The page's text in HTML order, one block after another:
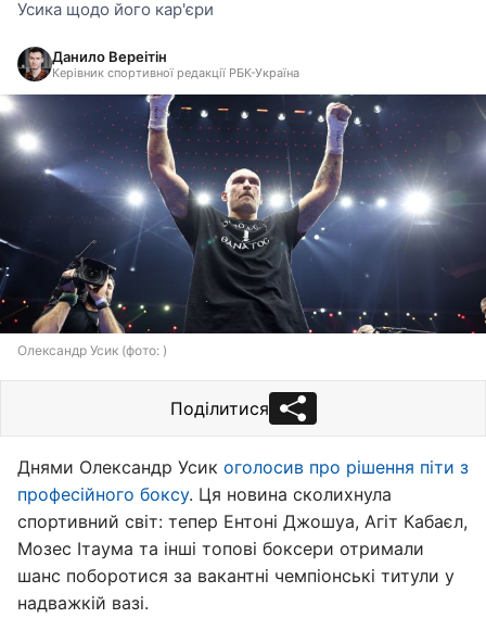
Усика щодо його кар'єри
Данило Вереітін
Керівник спортивної редакції РБК-Україна
Олександр Усик (фото: )
Поділитися
Днями Олександр Усик оголосив про рішення піти з
професійного боксу. Ця новина сколихнула
спортивний світ: тепер Ентоні Джошуа, Агіт Кабаєл,
Мозес Ітаума та інші топові боксери отримали
шанс поборотися за вакантні чемпіонські титули у
надважкій вазі.